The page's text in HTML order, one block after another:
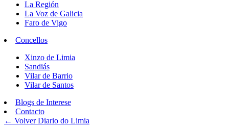
La Región
La Voz de Galicia
Faro de Vigo
Concellos
Xinzo de Limia
Sandiás
Vilar de Barrio
Vilar de Santos
Blogs de Interese
Contacto
← VolverDiario do Limia